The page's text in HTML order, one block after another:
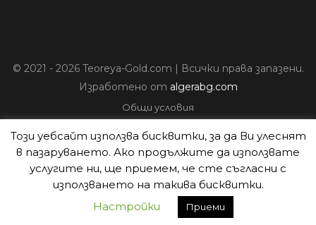
© 2021 - 2026 Teoreya-Gold.com | Всички права запазени.
Изработено от algerabg.com
Общи условия
Политика за лични данни
Плащане
Доставка
Политика на връщане
Този уебсайт използва бисквитки, за да Ви улеснят
в пазаруването. Ако продължите да използвате
услугите ни, ще приемем, че сте съгласни с
използването на такива бисквитки.
Настройки
Приеми